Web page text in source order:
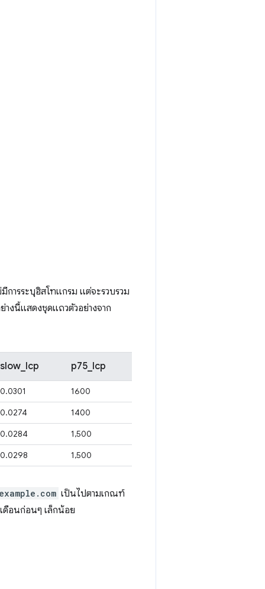
การระบุฮิสโทแกรม แต่จะรวบรวม
งนี้แสดงชุดแถวตัวอย่างจาก
slow_lcp p75_lcp
0.0301
1600
0.0274
1400
0.0284
1,500
0.0298 1,500
เป็นไปตามเกณฑ์
ดือนก่อนๆ เล็กน้อย